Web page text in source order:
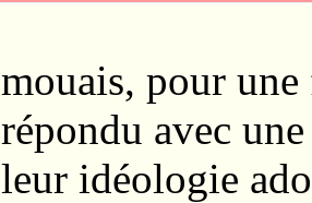
mouais, pour
répondu avec
leur idéologie